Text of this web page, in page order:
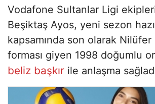
Vodafone Sultanlar Ligi
Beşiktaş Ayos, yeni sezon
kapsamında son olarak
forması giyen 1998 doğumlu
beliz başkır ile anlaşma